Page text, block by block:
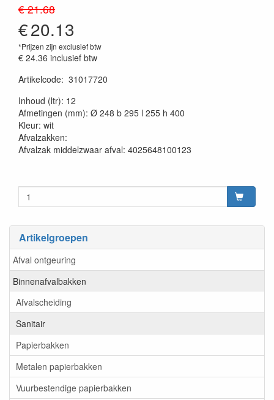
Artikelgroepen
Afval ontgeuring
Binnenafvalbakken
Afvalscheiding
Sanitair
Papierbakken
Metalen papierbakken
Vuurbestendige papierbakken
€ 21.68
€20.13
*Prijzen zijn exclusief btw
€ 24.36 inclusief btw
Artikelcode: 31017720
Inhoud (ltr): 12
Afmetingen (mm): Ø 248 b 295 l 255 h 400
Kleur: wit
Afvalzakken:
Afvalzak middelzwaar afval: 4025648100123